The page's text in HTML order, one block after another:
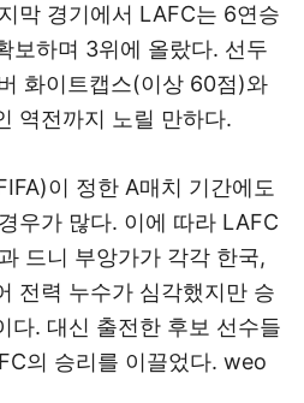
막 경기에서 LAFC는 6연승
보하며 3위에 올랐다. 선두
화이트캡스(이상 60점)와
역전까지 노릴 만하다.
이 정한 A매치 기간에도
우가 많다. 이에 따라 LAFC
드니 부앙가가 각각 한국,
전력 누수가 심각했지만 승
다. 대신 출전한 후보 선수들
의 승리를 이끌었다. weo